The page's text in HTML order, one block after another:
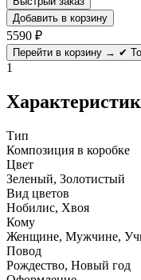
Добавить в корзину
5590 ₽
Перейти в корзину → ✔
1
Тип
Композиция в коробке
Цвет
Зеленый, Золотистый
Вид цветов
Нобилис, Хвоя
Кому
Женщине, Мужчине,
Повод
Рождество, Новый год